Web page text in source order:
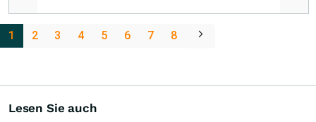
1 2 3 4 5 6 7 8
Lesen Sie auch